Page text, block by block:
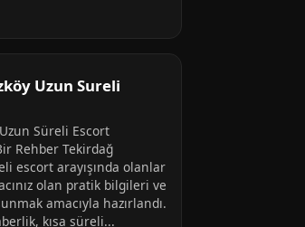
Uzun Sureli
Süreli Escort
Rehber Tekirdağ
escort arayışında olanlar
olan pratik bilgileri ve
amacıyla hazırlandı.
kısa süreli...